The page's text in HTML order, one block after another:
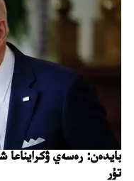
بايدەن: رەسەي ۋكرايناعا
تۇر